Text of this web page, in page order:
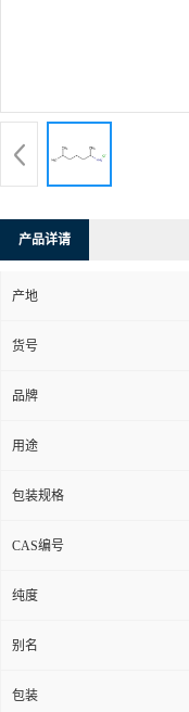
产品详请
产地
货号
品牌
用途
包装规格
CAS编号
纯度
别名
包装